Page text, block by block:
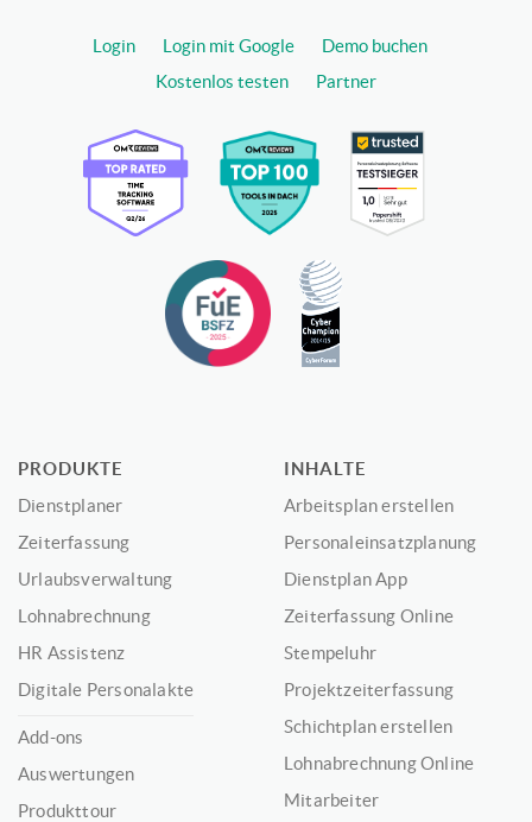
Login Login mit Google
Demo buchen
Kostenlos testen
Partner
PRODUKTE
Dienstplaner
Zeiterfassung
Urlaubsverwaltung
Lohnabrechnung
HR Assistenz
Digitale Personalakte
Add-ons
Auswertungen
Produkttour
INHALTE
Arbeitsplan erstellen
Personaleinsatzplanung
Dienstplan App
Zeiterfassung Online
Stempeluhr
Projektzeiterfassung
Schichtplan erstellen
Lohnabrechnung Online
Mitarbeiter